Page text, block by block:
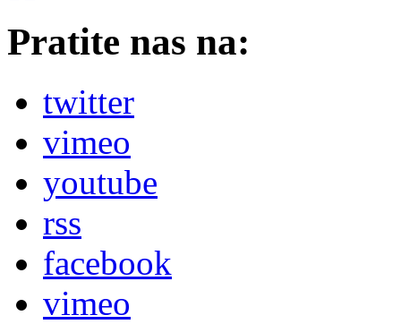
Pratite nas na:
twitter
vimeo
youtube
rss
facebook
vimeo